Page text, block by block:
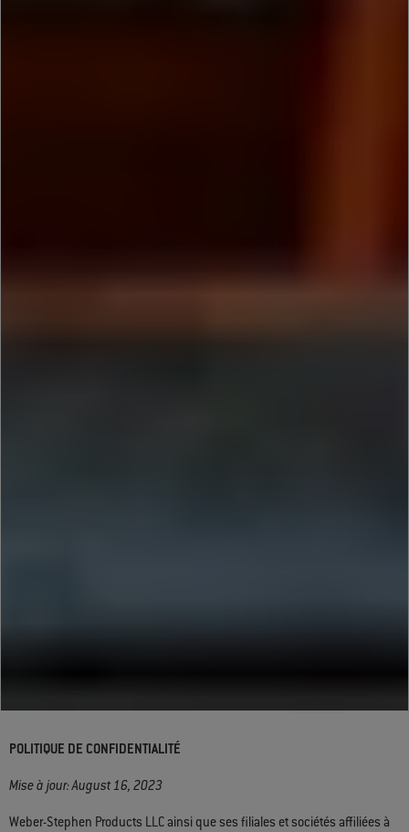
POLITIQUE DE CONFIDENTIALITÉ
Mise à jour: August 16, 2023
Weber-Stephen Products LLC ainsi que ses filiales et sociétés affiliées à